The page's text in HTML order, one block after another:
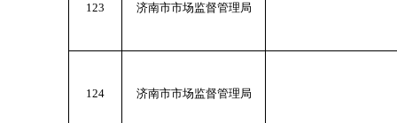
123 济南市市场监督管理局
124 济南市市场监督管理局